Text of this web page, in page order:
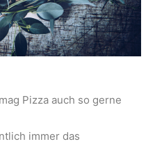
Pizza auch so gerne
immer das